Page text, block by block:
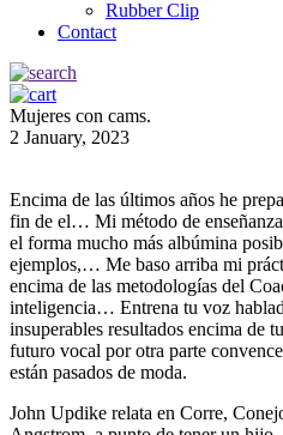
Rubber Clip
Contact
Mujeres con cams.
2 January, 2023
Encima de las últimos años he
fin de el… Mi método de
el forma mucho más albúmina
ejemplos,… Me baso arriba mi
encima de las metodologías del
inteligencia… Entrena tu voz
insuperables resultados encima de
futuro vocal por otra parte
están pasados de moda.
John Updike relata en Corre,